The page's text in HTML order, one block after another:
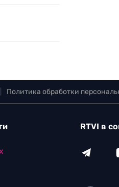
Политика обработки
RTVI в